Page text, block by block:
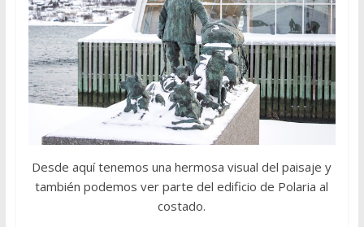
Desde aquí tenemos una hermosa visual del paisaje y
también podemos ver parte del edificio de Polaria al
costado.